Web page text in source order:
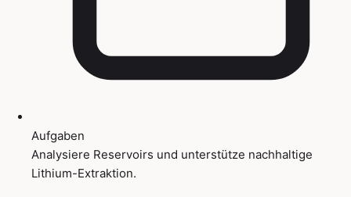
Aufgaben
Analysiere Reservoirs und unterstütze nachhaltige
Lithium-Extraktion.